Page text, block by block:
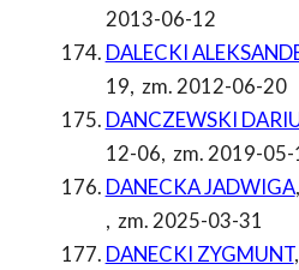
2013-06-12
DALECKI
19, zm. 2012-06-20
DANCZEWSKI
12-06, zm. 2019-05-
DANECKA JADWIGA,
, zm. 2025-03-31
DANECKI ZYGMUNT,